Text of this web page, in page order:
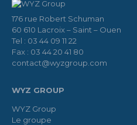
176 rue Robert Schuman
60 610 Lacroix – Saint – Ouen
Tel : 03 44 09 11 22
Fax : 03 44 20 41 80
contact@wyzgroup.com
WYZ GROUP
WYZ Group
Le groupe